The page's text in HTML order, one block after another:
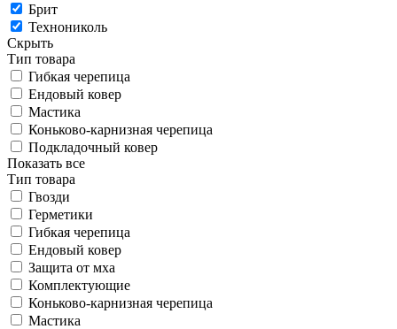
Брит
Технониколь
Скрыть
Тип товара
Гибкая черепица
Ендовый ковер
Мастика
Коньково-карнизная черепица
Подкладочный ковер
Показать все
Тип товара
Гвозди
Герметики
Гибкая черепица
Ендовый ковер
Защита от мха
Комплектующие
Коньково-карнизная черепица
Мастика